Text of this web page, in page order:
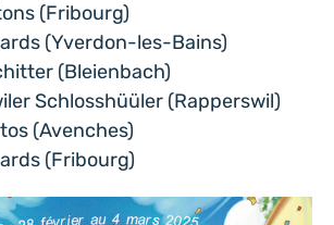
(Fribourg)
(Yverdon-les-Bains)
(Bleienbach)
Schlosshüüler (Rapperswil)
(Avenches)
(Fribourg)